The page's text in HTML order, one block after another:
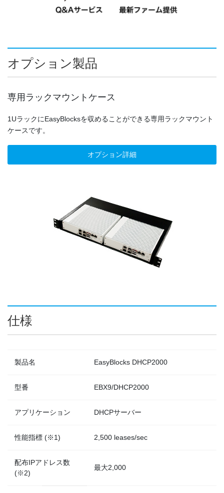
オプション製品
専用ラックマウントケース
1UラックにEasyBlocksを収めることができる専用ラックマウント
ケースです。
オプション詳細
仕様
製品名 EasyBlocks DHCP2000
型番 EBX9/DHCP2000
アプリケーション DHCPサーバー
性能指標 (※1) 2,500 leases/sec
配布IPアドレス数
(※2)
最大2,000